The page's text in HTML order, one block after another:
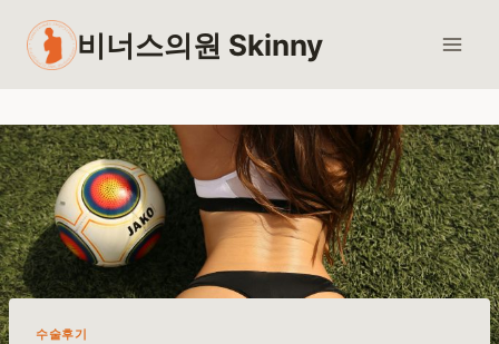
content
비너스의원 Skinny
수술후기